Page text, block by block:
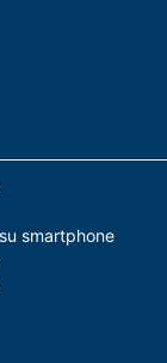
smartphone